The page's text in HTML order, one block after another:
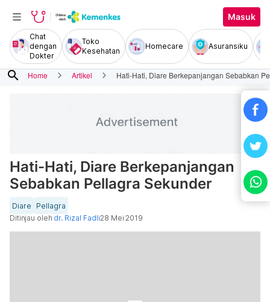
Masuk
Chat
dengan
Dokter
Toko
Kesehatan
Homecare Asuransiku
search Home Artikel Hati-Hati, Diare Berkepanjangan Sebabkan
Hati-Hati, Diare Berkepanjangan
Sebabkan Pellagra Sekunder
Diare
Pellagra
Ditinjau oleh dr. Rizal Fadli28 Mei 2019